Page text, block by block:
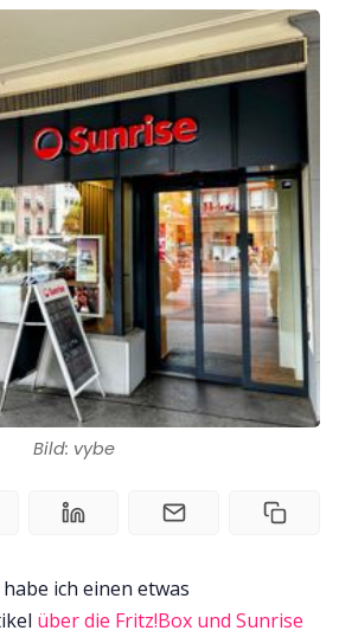
Team
Kontakt
Impressum
Bild: vybe
ich einen etwas
über die Fritz!Box und Sunrise